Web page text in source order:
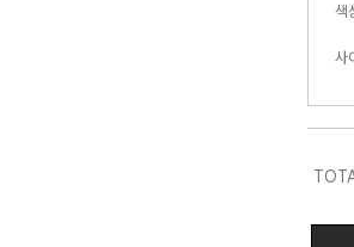
색
사